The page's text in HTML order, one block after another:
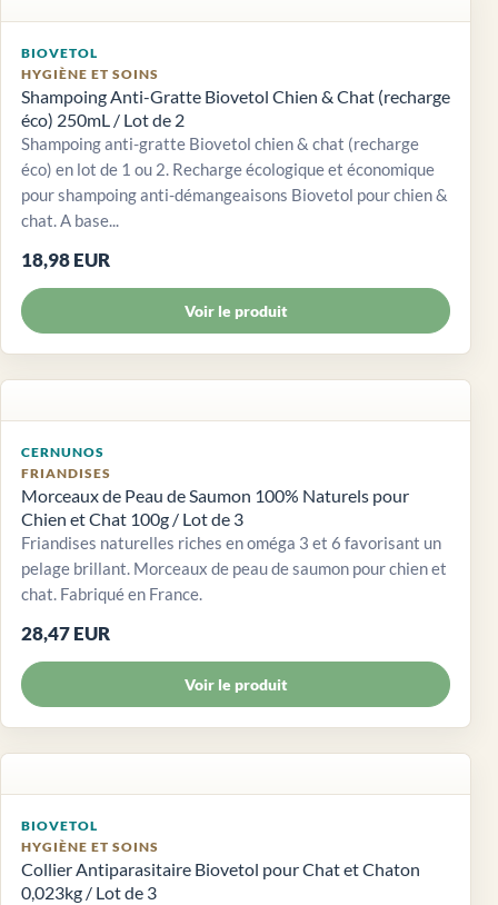
BIOVETOL
HYGIÈNE ET SOINS
Shampoing Anti-Gratte Biovetol Chien & Chat (recharge
éco) 250mL / Lot de 2
Shampoing anti-gratte Biovetol chien & chat (recharge
éco) en lot de 1 ou 2. Recharge écologique et économique
pour shampoing anti-démangeaisons Biovetol pour chien &
chat. A base...
18,98 EUR
Voir le produit
CERNUNOS
FRIANDISES
Morceaux de Peau de Saumon 100% Naturels pour
Chien et Chat 100g / Lot de 3
Friandises naturelles riches en oméga 3 et 6 favorisant un
pelage brillant. Morceaux de peau de saumon pour chien et
chat. Fabriqué en France.
28,47 EUR
Voir le produit
BIOVETOL
HYGIÈNE ET SOINS
Collier Antiparasitaire Biovetol pour Chat et Chaton
0,023kg / Lot de 3